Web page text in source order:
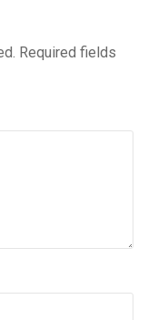
Required fields